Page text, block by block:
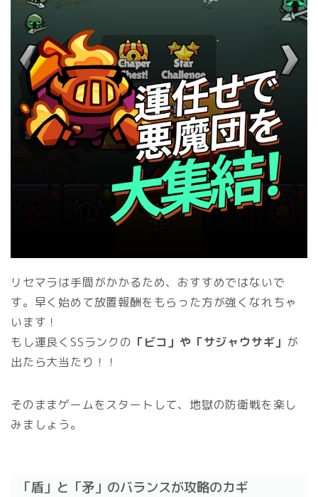
リセマラは手間がかかるため、おすすめではないで
す。 早く始めて放置報酬をもらった方が強くなれちゃ
います！
もし運良くSSランクの 「ビコ」や「サジャウサギ」 が
出たら大当たり！！
そのままゲームをスタートして、地獄の防衛戦を楽し
みましょう。
「盾」と「矛」のバランスが攻略のカギ